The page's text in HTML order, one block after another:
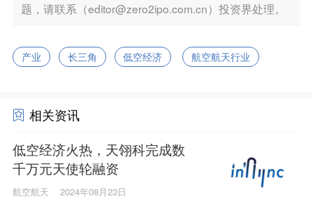
题，请联系（editor@zero2ipo.com.cn）投资界处理。
产业 长三角 低空经济 航空航天行业
相关资讯
低空经济火热，天翎科完成数
千万元天使轮融资
航空航天 2024年08月23日